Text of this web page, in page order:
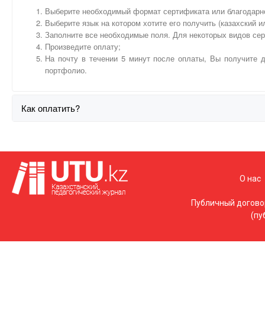
Выберите необходимый формат сертификата или
Выберите язык на котором хотите его получить (казахский
Заполните все необходимые поля. Для некоторых видов
Произведите оплату;
На почту в течении 5 минут после оплаты, Вы получите
портфолио.
Как оплатить?
О нас
Публичный